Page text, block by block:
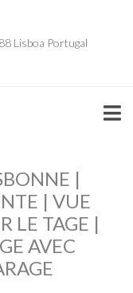
Lisboa Portugal
|
| VUE
LE TAGE |
AVEC